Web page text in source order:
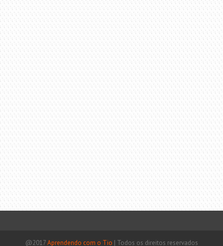
@2017Aprendendo com o Tio | Todos os direitos reservados